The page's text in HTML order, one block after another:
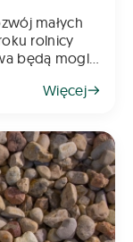
małych
będą mogli
Więcej